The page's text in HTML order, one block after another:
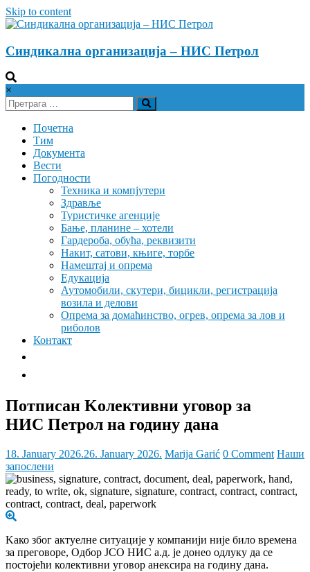
Skip to content
Синдикална организација – НИС Петрол
×
Почетна
Тим
Документа
Вести
Погодности
Техника и компјутери
Здравље
Туристичке агенције
Бање, планине – хотели
Гардероба, обућа, реквизити
Накит, сатови, књиге, торбе
Намештај и опрема
Едукација
Аутомобили, скутери, бицикли, регистрација
возила и делови
Опрема за домаћинство, огрев, опрема за лов и
риболов
Контакт
Потписан Kолективни уговор за
НИС Петрол на годину дана
18. January 2026.26. January 2026. Marija Garić 0 Comment Наши
запослени
Kако због актуелне ситуације у компанији није билo времена
за преговоре, Одбор ЈСО НИС а.д. је донео одлуку да се
постојећи колективни уговор анексира на годину дана.